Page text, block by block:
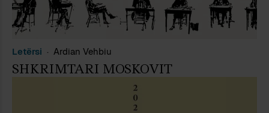
Letërsi Ardian Vehbiu
SHKRIMTARI MOSKOVIT